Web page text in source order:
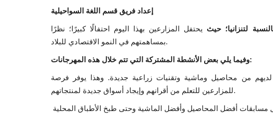
إعداد فريق قسم اللغة السواحيلية
يحتفل المزارعين بهذا اليوم احتفالًا كبيرًا؛ نظرًا
بمساهمتهم في النمو الاقتصادي للبلاد.
وفيما يلي بعض الأنشطة المشتركة التي تتم خلال هذه المهرجانات :
من محاصيل وماشية وتقنيات زراعية جديدة. وهذا يوفر فرصة
للمزارعين للتعلم من أقرانهم وإيجاد أسواق جديدة لمنتجاتهم.